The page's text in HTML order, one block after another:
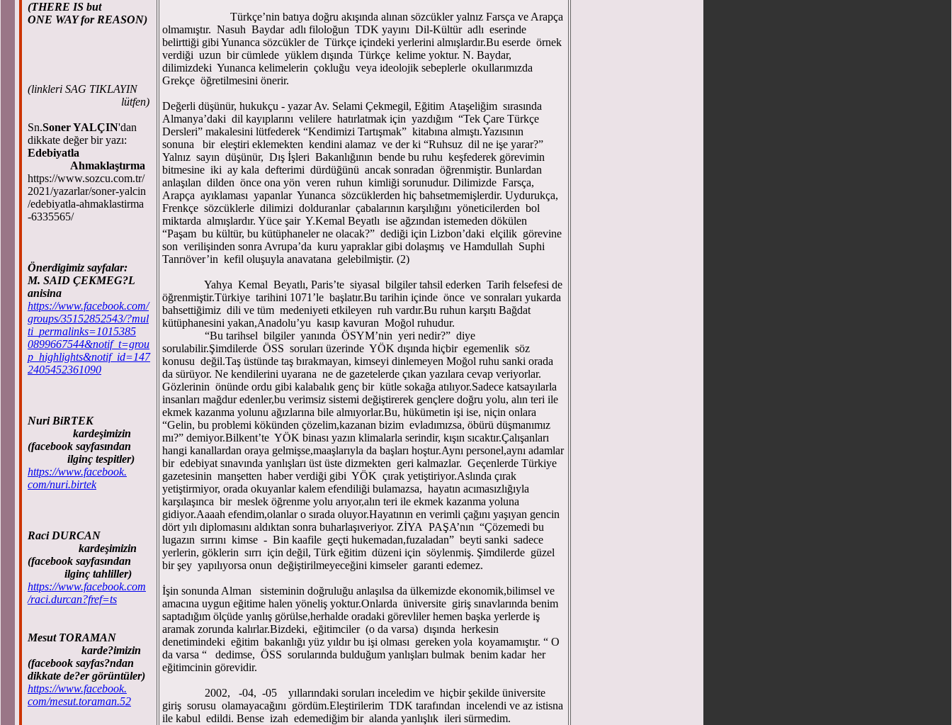
(THERE IS but
ONE WAY for REASON)
(linkleri SAG TIKLAYIN
lütfen)
Sn.Soner YALÇIN'dan
dikkate değer bir yazı:
Edebiyatla
Ahmaklaştırma
https://www.sozcu.com.tr/
2021/yazarlar/soner-yalcin
/edebiyatla-ahmaklastirma
-6335565/
Önerdigimiz sayfalar:
M. SAID ÇEKMEG?L
anisina
https://www.facebook.com/
groups/35152852543/?mul
ti_permalinks=1015385
0899667544&notif_t=grou
p_highlights&notif_id=147
2405452361090
Nuri BiRTEK
kardeşimizin
(facebook sayfasından
ilginç tespitler)
https://www.facebook.
com/nuri.birtek
Raci DURCAN
kardeşimizin
(facebook sayfasından
ilginç tahliller)
https://www.facebook.com
/raci.durcan?fref=ts
Mesut TORAMAN
karde?imizin
(facebook sayfas?ndan
dikkate de?er görüntüler)
https://www.facebook.
com/mesut.toraman.52
Türkçe’nin batıya doğru akışında alınan sözcükler yalnız Farsça ve Arapça
olmamıştır. Nasuh Baydar adlı filoloğun TDK yayını Dil-Kültür adlı eserinde
belirttiği gibi Yunanca sözcükler de Türkçe içindeki yerlerini almışlardır.Bu eserde örnek
verdiği uzun bir cümlede yüklem dışında Türkçe kelime yoktur. N. Baydar,
dilimizdeki Yunanca kelimelerin çokluğu veya ideolojik sebeplerle okullarımızda
Grekçe öğretilmesini önerir.
Değerli düşünür, hukukçu - yazar Av. Selami Çekmegil, Eğitim Ataşeliğim sırasında
Almanya’daki dil kayıplarını velilere hatırlatmak için yazdığım “Tek Çare Türkçe
Dersleri” makalesini lütfederek “Kendimizi Tartışmak” kitabına almıştı.Yazısının
sonuna bir eleştiri eklemekten kendini alamaz ve der ki “Ruhsuz dil ne işe yarar?”
Yalnız sayın düşünür, Dış İşleri Bakanlığının bende bu ruhu keşfederek görevimin
bitmesine iki ay kala defterimi dürdüğünü ancak sonradan öğrenmiştir. Bunlardan
anlaşılan dilden önce ona yön veren ruhun kimliği sorunudur. Dilimizde Farsça,
Arapça ayıklaması yapanlar Yunanca sözcüklerden hiç bahsetmemişlerdir. Uydurukça,
Frenkçe sözcüklerle dilimizi dolduranlar çabalarının karşılığını yöneticilerden bol
miktarda almışlardır. Yüce şair Y.Kemal Beyatlı ise ağzından istemeden dökülen
“Paşam bu kültür, bu kütüphaneler ne olacak?” dediği için Lizbon’daki elçilik görevine
son verilişinden sonra Avrupa’da kuru yapraklar gibi dolaşmış ve Hamdullah Suphi
Tanrıöver’in kefil oluşuyla anavatana gelebilmiştir. (2)
Yahya Kemal Beyatlı, Paris’te siyasal bilgiler tahsil ederken Tarih felsefesi de
öğrenmiştir.Türkiye tarihini 1071’le başlatır.Bu tarihin içinde önce ve sonraları yukarda
bahsettiğimiz dili ve tüm medeniyeti etkileyen ruh vardır.Bu ruhun karşıtı Bağdat
kütüphanesini yakan,Anadolu’yu kasıp kavuran Moğol ruhudur.
“Bu tarihsel bilgiler yanında ÖSYM’nin yeri nedir?” diye
sorulabilir.Şimdilerde ÖSS soruları üzerinde YÖK dışında hiçbir egemenlik söz
konusu değil.Taş üstünde taş bırakmayan, kimseyi dinlemeyen Moğol ruhu sanki orada
da sürüyor. Ne kendilerini uyarana ne de gazetelerde çıkan yazılara cevap veriyorlar.
Gözlerinin önünde ordu gibi kalabalık genç bir kütle sokağa atılıyor.Sadece katsayılarla
insanları mağdur edenler,bu verimsiz sistemi değiştirerek gençlere doğru yolu, alın teri ile
ekmek kazanma yolunu ağızlarına bile almıyorlar.Bu, hükümetin işi ise, niçin onlara
“Gelin, bu problemi kökünden çözelim,kazanan bizim evladımızsa, öbürü düşmanımız
mı?” demiyor.Bilkent’te YÖK binası yazın klimalarla serindir, kışın sıcaktır.Çalışanları
hangi kanallardan oraya gelmişse,maaşlarıyla da başları hoştur.Aynı personel,aynı adamlar
bir edebiyat sınavında yanlışları üst üste dizmekten geri kalmazlar. Geçenlerde Türkiye
gazetesinin manşetten haber verdiği gibi YÖK çırak yetiştiriyor.Aslında çırak
yetiştirmiyor, orada okuyanlar kalem efendiliği bulamazsa, hayatın acımasızlığıyla
karşılaşınca bir meslek öğrenme yolu arıyor,alın teri ile ekmek kazanma yoluna
gidiyor.Aaaah efendim,olanlar o sırada oluyor.Hayatının en verimli çağını yaşıyan gencin
dört yılı diplomasını aldıktan sonra buharlaşıveriyor. ZİYA PAŞA’nın “Çözemedi bu
lugazın sırrını kimse - Bin kaafile geçti hukemadan,fuzaladan” beyti sanki sadece
yerlerin, göklerin sırrı için değil, Türk eğitim düzeni için söylenmiş. Şimdilerde güzel
bir şey yapılıyorsa onun değiştirilmeyeceğini kimseler garanti edemez.
İşin sonunda Alman sisteminin doğruluğu anlaşılsa da ülkemizde ekonomik,bilimsel ve
amacına uygun eğitime halen yöneliş yoktur.Onlarda üniversite giriş sınavlarında benim
saptadığım ölçüde yanlış görülse,herhalde oradaki görevliler hemen başka yerlerde iş
aramak zorunda kalırlar.Bizdeki, eğitimciler (o da varsa) dışında herkesin
denetimindeki eğitim bakanlığı yüz yıldır bu işi olması gereken yola koyamamıştır. “ O
da varsa “ dedimse, ÖSS sorularında bulduğum yanlışları bulmak benim kadar her
eğitimcinin görevidir.
2002, -04, -05 yıllarındaki soruları inceledim ve hiçbir şekilde üniversite
giriş sorusu olamayacağını gördüm.Eleştirilerim TDK tarafından incelendi ve az istisna
ile kabul edildi. Bense izah edemediğim bir alanda yanlışlık ileri sürmedim.